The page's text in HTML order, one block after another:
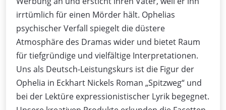
irrtümlich für einen Mörder hält. Ophelias
psychischer Verfall spiegelt die düstere
Atmosphäre des Dramas wider und bietet Raum
für tiefgründige und vielfältige Interpretationen.
Uns als Deutsch-Leistungskurs ist die Figur der
Ophelia in Eckhart Nickels Roman „Spitzweg“ und
bei der Lektüre expressionistischer Lyrik begegnet.